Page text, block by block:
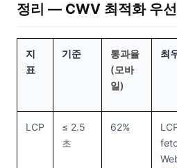
정리 — CWV 최적화 우
지
표
기준
통과율
(모바
일)
최
LCP
≤ 2.5
초
62%